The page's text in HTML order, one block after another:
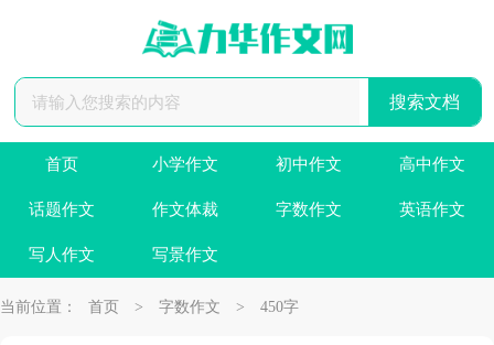
首页 小学作文 初中作文 高中作文
话题作文 作文体裁 字数作文 英语作文
写人作文 写景作文
当前位置： 首页 > 字数作文 > 450字